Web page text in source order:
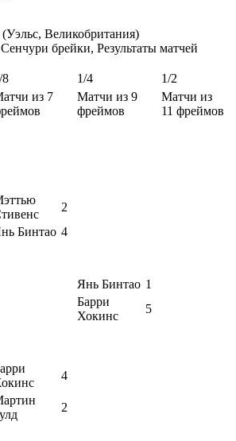
Великобритания)
брейки, Результаты матчей
8 1/4
1/2
из 7
Матчи из 9
фреймов
Матчи из
11 фреймов
2
Бинтао 4
Янь Бинтао 1
Барри
Хокинс
5
4
2